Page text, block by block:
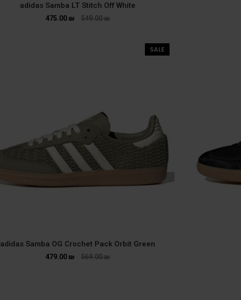
adidas Samba LT Stitch Off White
549.00₪
475.00 ₪
SALE
adidas Samba OG Crochet Pack Orbit Green
569.00₪
479.00 ₪